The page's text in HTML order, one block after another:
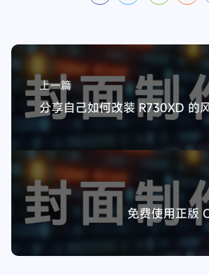
上一篇
分享自己如何改装 R730XD 的
免费使用正版